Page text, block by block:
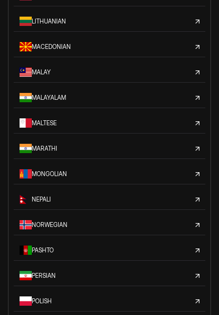
LITHUANIAN
MACEDONIAN
MALAY
MALAYALAM
MALTESE
MARATHI
MONGOLIAN
NEPALI
NORWEGIAN
PASHTO
PERSIAN
POLISH